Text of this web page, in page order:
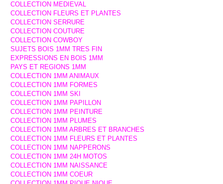
COLLECTION MEDIEVAL
COLLECTION FLEURS ET PLANTES
COLLECTION SERRURE
COLLECTION COUTURE
COLLECTION COWBOY
SUJETS BOIS 1MM TRES FIN
EXPRESSIONS EN BOIS 1MM
PAYS ET REGIONS 1MM
COLLECTION 1MM ANIMAUX
COLLECTION 1MM FORMES
COLLECTION 1MM SKI
COLLECTION 1MM PAPILLON
COLLECTION 1MM PEINTURE
COLLECTION 1MM PLUMES
COLLECTION 1MM ARBRES ET BRANCHES
COLLECTION 1MM FLEURS ET PLANTES
COLLECTION 1MM NAPPERONS
COLLECTION 1MM 24H MOTOS
COLLECTION 1MM NAISSANCE
COLLECTION 1MM COEUR